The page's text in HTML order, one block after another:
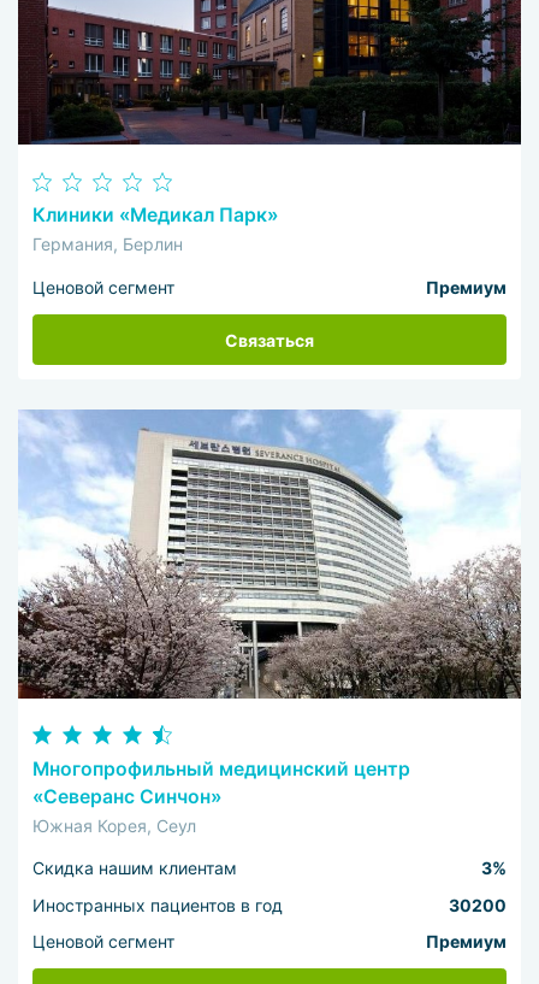
Клиники «Медикал Парк»
Германия, Берлин
Ценовой сегмент Премиум
Связаться
Многопрофильный медицинский центр
«Северанс Синчон»
Южная Корея, Сеул
Скидка нашим клиентам
3%
Иностранных пациентов в год
30200
Ценовой сегмент
Премиум